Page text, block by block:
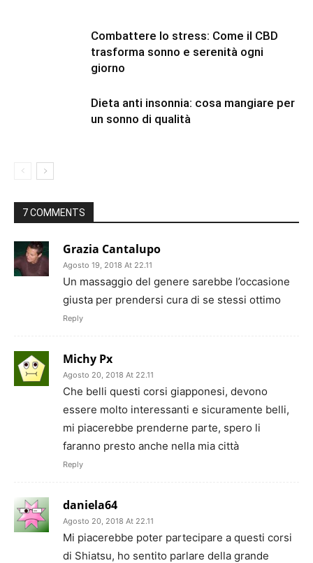
Combattere lo stress: Come il CBD
trasforma sonno e serenità ogni
giorno
Dieta anti insonnia: cosa mangiare per
un sonno di qualità
7 COMMENTS
Grazia Cantalupo
Agosto 19, 2018 At 22.11
Un massaggio del genere sarebbe l’occasione
giusta per prendersi cura di se stessi ottimo
Reply
Michy Px
Agosto 20, 2018 At 22.11
Che belli questi corsi giapponesi, devono
essere molto interessanti e sicuramente belli,
mi piacerebbe prenderne parte, spero li
faranno presto anche nella mia città
Reply
daniela64
Agosto 20, 2018 At 22.11
Mi piacerebbe poter partecipare a questi corsi
di Shiatsu, ho sentito parlare della grande